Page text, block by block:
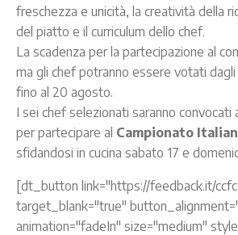
freschezza e unicità, la creatività della
del piatto e il curriculum dello chef.
La scadenza per la partecipazione al
ma gli chef potranno essere votati
fino al 20 agosto.
I sei chef selezionati saranno convocati
per partecipare al Campionato
sfidandosi in cucina sabato 17 e
[dt_button link="https://feedback.it/
target_blank="true"
animation="fadeIn" size="medium"